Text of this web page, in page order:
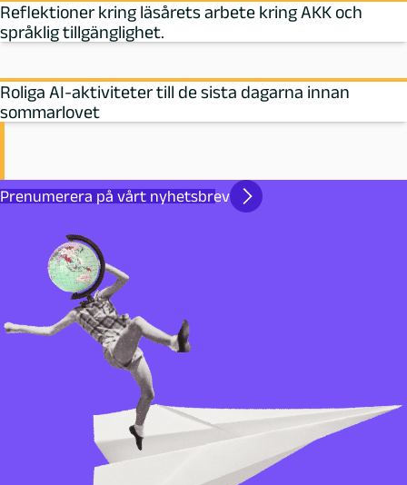
Reflektioner kring läsårets arbete kring AKK och
språklig tillgänglighet.
Roliga AI-aktiviteter till de sista dagarna innan
sommarlovet
Prenumerera på vårt nyhetsbrev